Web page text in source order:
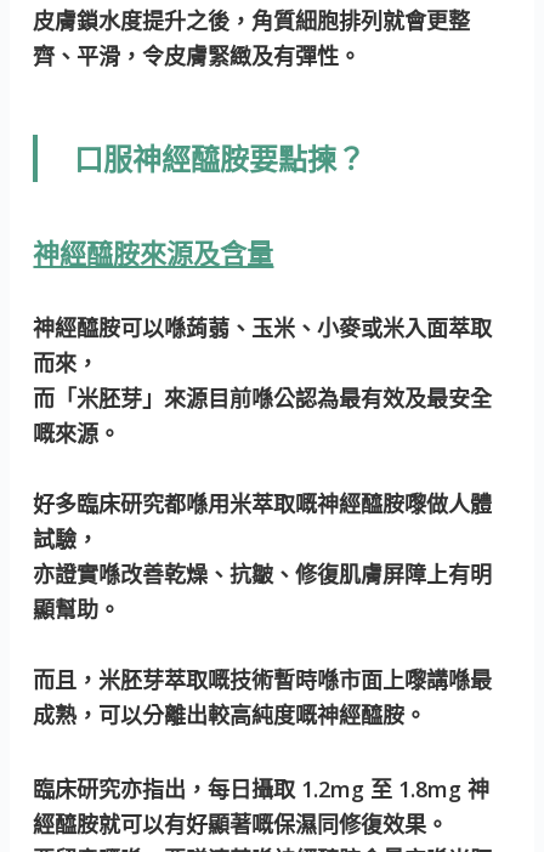
皮膚鎖水度提升之後，角質細胞排列就會更整
齊、平滑，令皮膚緊緻及有彈性。
口服神經醯胺要點揀？
神經醯胺來源及含量
神經醯胺可以喺蒟蒻、玉米、小麥或米入面萃取
而來，
而「米胚芽」來源目前喺公認為最有效及最安全
嘅來源。
好多臨床研究都喺用米萃取嘅神經醯胺嚟做人體
試驗，
亦證實喺改善乾燥、抗皺、修復肌膚屏障上有明
顯幫助。
而且，米胚芽萃取嘅技術暫時喺市面上嚟講喺最
成熟，可以分離出較高純度嘅神經醯胺。
臨床研究亦指出，每日攝取 1.2mg 至 1.8mg 神
經醯胺就可以有好顯著嘅保濕同修復效果。